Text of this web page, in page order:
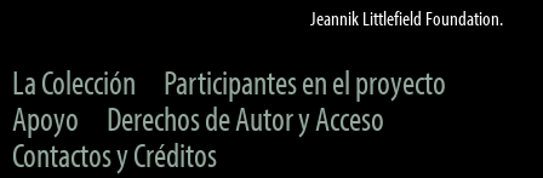
Jeannik Littlefield Foundation.
La Colección
Participantes en el proyecto
Apoyo
Derechos de Autor y Acceso
Contactos y Créditos